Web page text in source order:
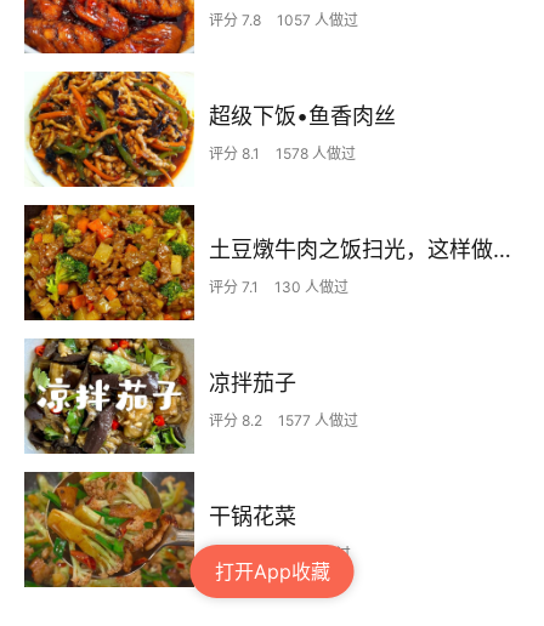
打开App收藏
评分 7.8 1057 人做过
超级下饭•鱼香肉丝
评分 8.1 1578 人做过
土豆燉牛肉之饭扫光，这样做也太香了吧，还没出锅已是浓香四溢了
评分 7.1 130 人做过
凉拌茄子
评分 8.2 1577 人做过
干锅花菜
705 人做过